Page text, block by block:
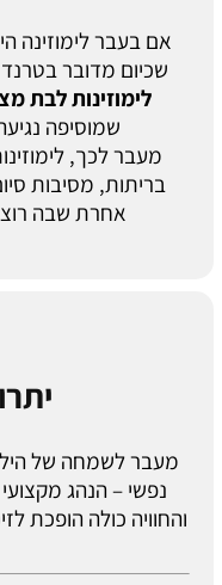
אם בעבר לימוזינה
שכיום מדובר
לימוזינות לבת
שמוסיפה
מעבר לכך,
בריתות, מסיבות
אחרת שבה
מעבר לשמחה של
נפשי – הנהג
והחוויה כולה הופכת